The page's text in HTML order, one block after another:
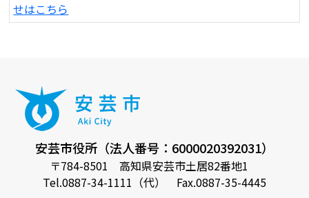
せはこちら
安芸市役所（法人番号：6000020392031）
〒784-8501 高知県安芸市土居82番地1
Tel.0887-34-1111（代） Fax.0887-35-4445